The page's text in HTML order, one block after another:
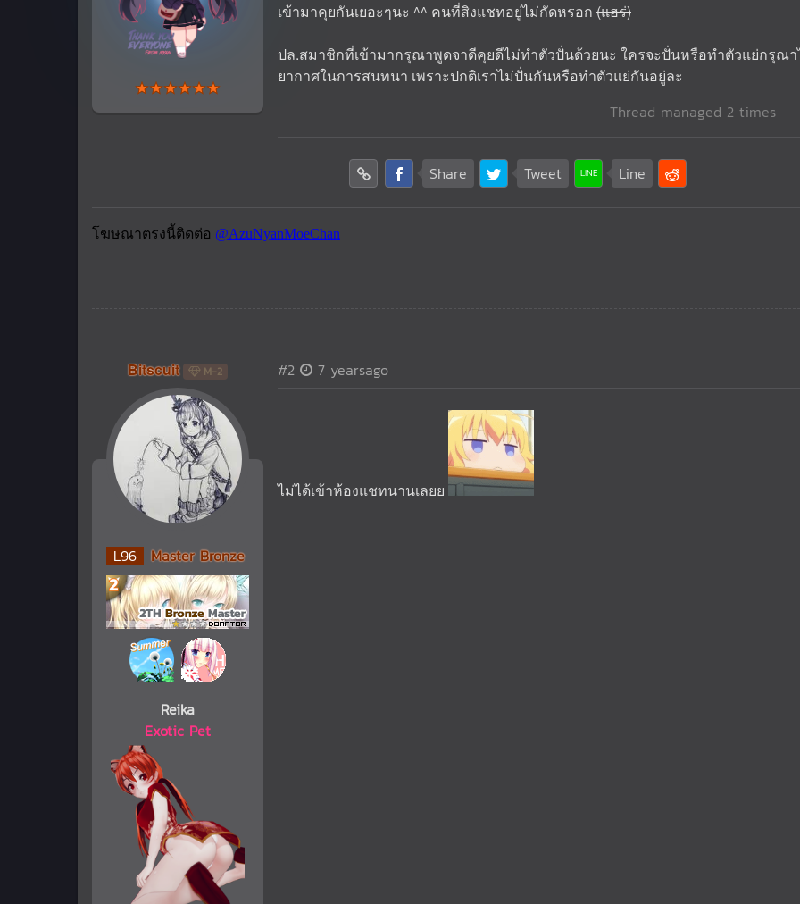
เข้ามาคุยกันเยอะๆนะ ^^ คนที่สิงแชทอยู่ไม่กัดหรอก (แฮร่)
ปล.สมาชิกที่เข้ามากรุณาพูดจาดีคุยดีไม่ทำตัวปั่นด้วยนะ ใครจะปั่นหรือทำตัวแย่กรุณ
ยากาศในการสนทนา เพราะปกติเราไม่ปั่นกันหรือทำตัวแย่กันอยู่ละ
Thread managed 2 times
Share Tweet Line
Bitscuit M-2
L96 Master Bronze
Reika
Exotic Pet
#2 7 yearsago
ไม่ได้เข้าห้องแชทนานเลยย